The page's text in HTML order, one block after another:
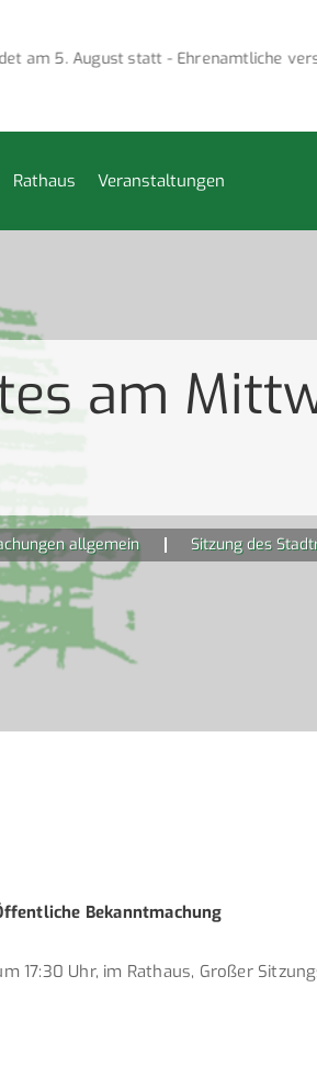
5. August statt - Ehrenamtliche
Rathaus Veranstaltungen
am
allgemein Sitzung des
Bekanntmachung
17:30 Uhr, im Rathaus, Großer